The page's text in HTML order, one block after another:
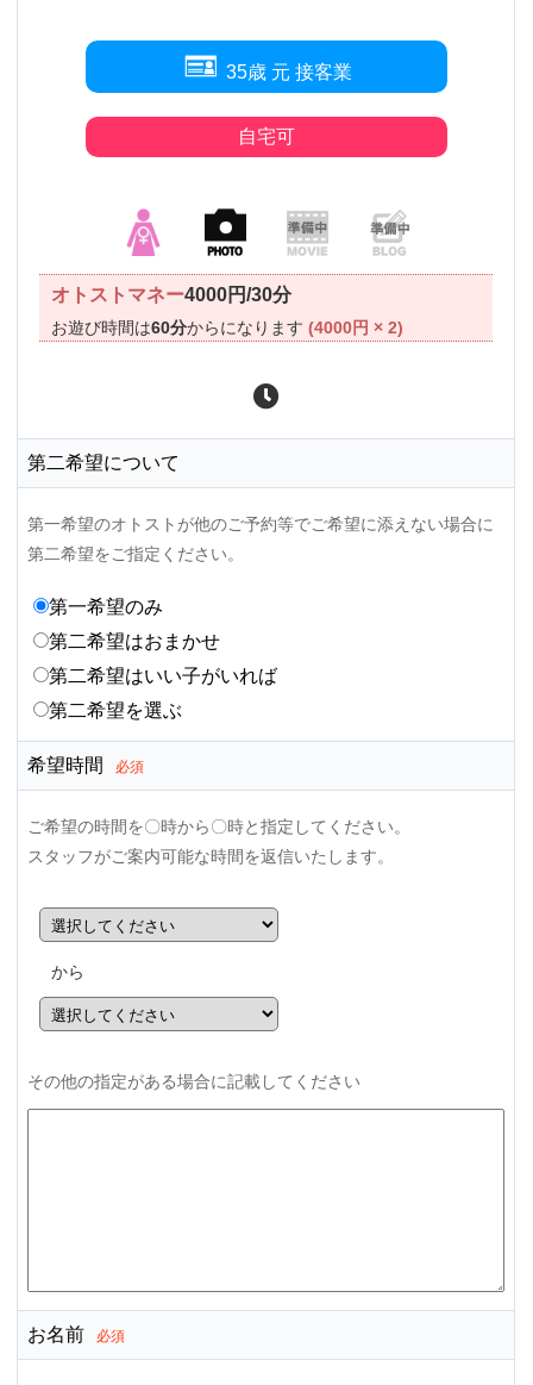
35歳 元 接客業
自宅可
オトストマネー4000円/30分
お遊び時間は60分からになります(4000円 × 2)
第二希望について
第一希望のオトストが他のご予約等でご希望に添えない場合に
第二希望をご指定ください。
第一希望のみ
第二希望はおまかせ
第二希望はいい子がいれば
第二希望を選ぶ
希望時間 必須
ご希望の時間を〇時から〇時と指定してください。
スタッフがご案内可能な時間を返信いたします。
から
その他の指定がある場合に記載してください
お名前 必須